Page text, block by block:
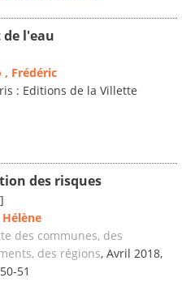
l'eau
, Frédéric
: Editions de la Villette
des risques
des communes, des
des régions, Avril 2018,
51